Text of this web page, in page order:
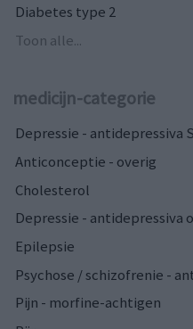
Diabetes type 2
Toon alle...
medicijn-categorie
Depressie - antidepressiva
Anticonceptie - overig
Cholesterol
Depressie - antidepressiva
Epilepsie
Psychose / schizofrenie -
Pijn - morfine-achtigen